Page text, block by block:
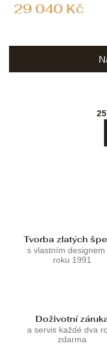
29 040 Kč
Tvorba zlatých
s vlastním designem
roku 1991
Doživotní
a servis každé dva
zdarma